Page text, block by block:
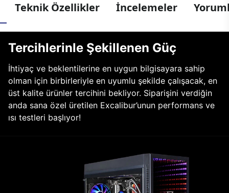
Teknik Özellikler İncelemeler
Tercihlerinle Şekillenen Güç
İhtiyaç ve beklentilerine en uygun bilgisayara sahip
olman için birbirleriyle en uyumlu şekilde çalışacak, en
üst kalite ürünler tercihini bekliyor. Siparişini verdiğin
anda sana özel üretilen Excalibur’unun performans ve
ısı testleri başlıyor!